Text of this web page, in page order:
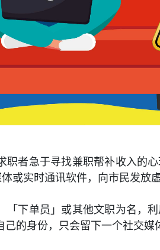
职者急于寻找兼职帮补收入的
或实时通讯软件，向市民发放
「下单员」或其他文职为名，
的身份，只会留下一个社交媒